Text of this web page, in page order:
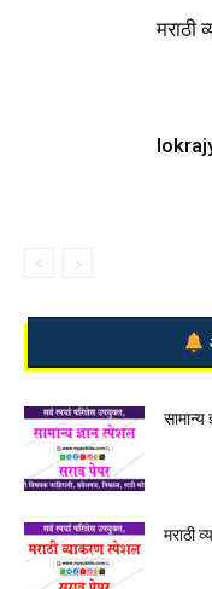
मराठी
सामान्य
मराठी